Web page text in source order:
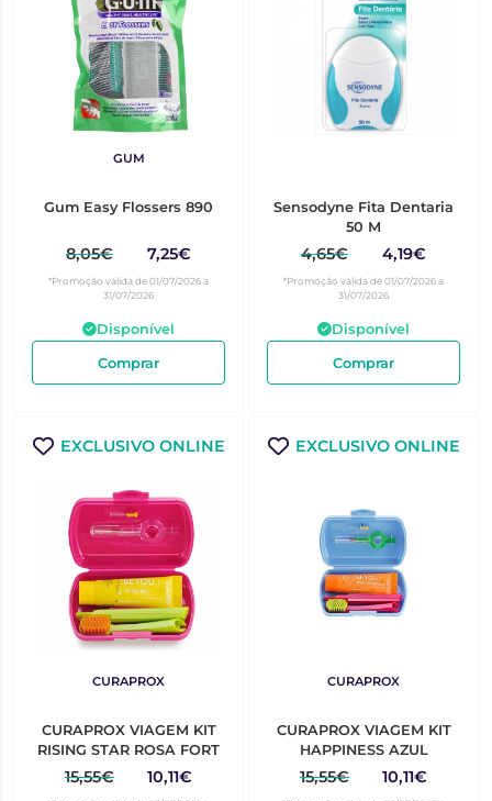
GUM
Gum Easy Flossers 890
8,05€ 7,25€
*Promoção válida de 01/07/2026 a
31/07/2026
Disponível
Comprar
Sensodyne Fita Dentaria
50 M
4,65€ 4,19€
*Promoção válida de 01/07/2026 a
31/07/2026
Disponível
Comprar
EXCLUSIVO ONLINE
CURAPROX
CURAPROX VIAGEM KIT
RISING STAR ROSA FORT
15,55€ 10,11€
EXCLUSIVO ONLINE
CURAPROX
CURAPROX VIAGEM KIT
HAPPINESS AZUL
15,55€ 10,11€